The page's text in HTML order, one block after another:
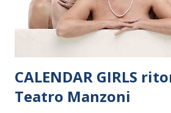
da un prestigioso consiglio di consulent...
CALENDAR GIRLS
Teatro Manzoni